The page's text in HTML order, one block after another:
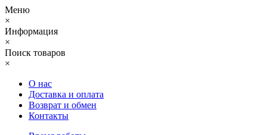
Меню
×
Информация
×
Поиск товаров
×
О нас
Доставка и оплата
Возврат и обмен
Контакты